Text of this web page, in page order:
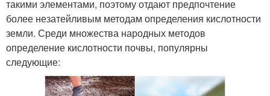
такими элементами, поэтому отдают предпочтение
более незатейливым методам определения кислотности
земли. Среди множества народных методов
определение кислотности почвы, популярны
следующие: